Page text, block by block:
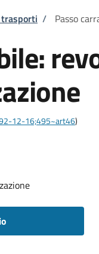
/ Passo
12-16;495~art46)